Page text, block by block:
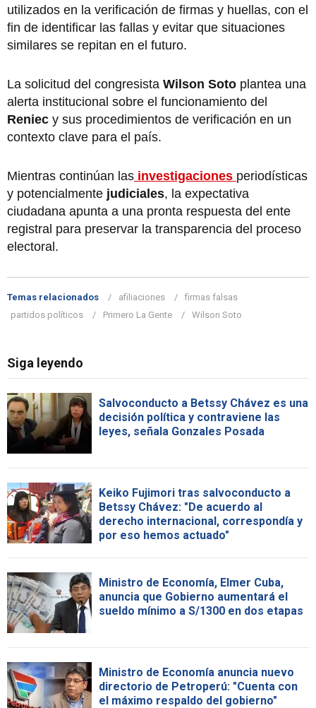
utilizados en la verificación de firmas y huellas, con el
fin de identificar las fallas y evitar que situaciones
similares se repitan en el futuro.
La solicitud del congresista Wilson Soto plantea una
alerta institucional sobre el funcionamiento del
Reniec y sus procedimientos de verificación en un
contexto clave para el país.
Mientras continúan las investigaciones periodísticas
y potencialmente judiciales, la expectativa
ciudadana apunta a una pronta respuesta del ente
registral para preservar la transparencia del proceso
electoral.
Temas relacionados afiliaciones
firmas falsas
partidos políticos
Primero La Gente Wilson Soto
Siga leyendo
Salvoconducto a Betssy Chávez es una
decisión política y contraviene las
leyes, señala Gonzales Posada
Keiko Fujimori tras salvoconducto a
Betssy Chávez: "De acuerdo al
derecho internacional, correspondía y
por eso hemos actuado"
Ministro de Economía, Elmer Cuba,
anuncia que Gobierno aumentará el
sueldo mínimo a S/1300 en dos etapas
Ministro de Economía anuncia nuevo
directorio de Petroperú: "Cuenta con
el máximo respaldo del gobierno"